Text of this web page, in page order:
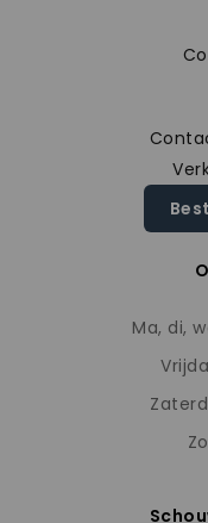
Ma, di,